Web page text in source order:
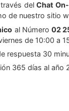
delChat
de nuestro sitio
al Número02
de 10:00 a
respuesta 30
365 días al año